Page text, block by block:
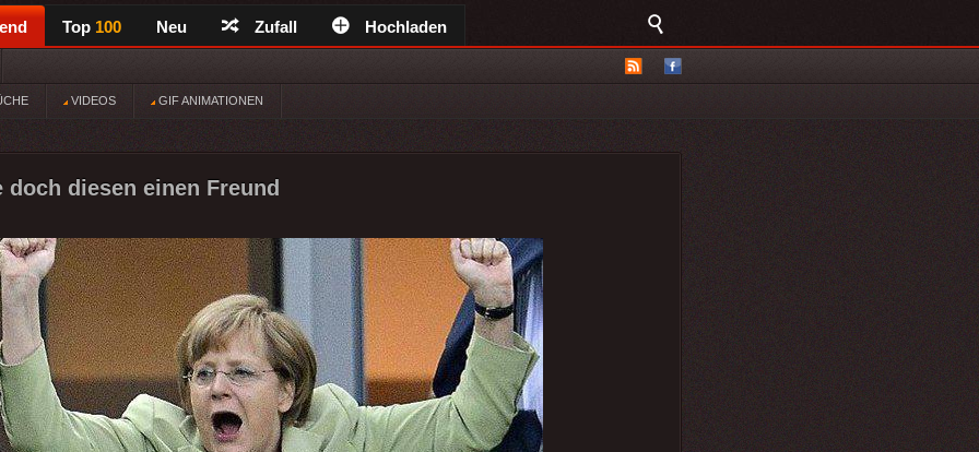
Top 100 Neu Zufall Hochladen
VIDEOS GIF ANIMATIONEN
doch diesen einen Freund